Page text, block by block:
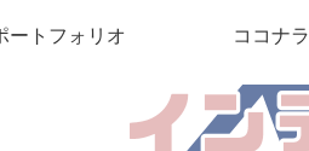
ートフォリオ ココナラ